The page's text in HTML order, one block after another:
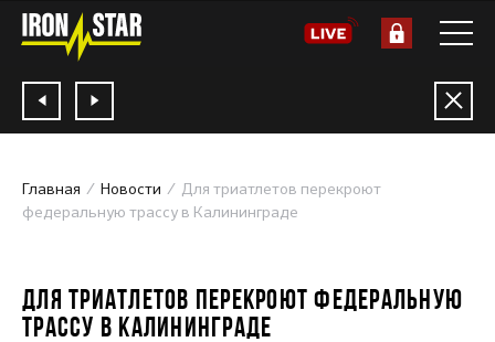
Главная Новости
Для триатлетов перекроют
федеральную трассу в Калининграде
ДЛЯ ТРИАТЛЕТОВ ПЕРЕКРОЮТ ФЕДЕРАЛЬНУЮ
ТРАССУ В КАЛИНИНГРАДЕ